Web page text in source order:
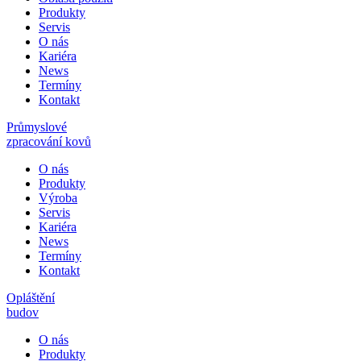
Produkty
Servis
O nás
Kariéra
News
Termíny
Kontakt
Průmyslové
zpracování kovů
O nás
Produkty
Výroba
Servis
Kariéra
News
Termíny
Kontakt
Opláštění
budov
O nás
Produkty